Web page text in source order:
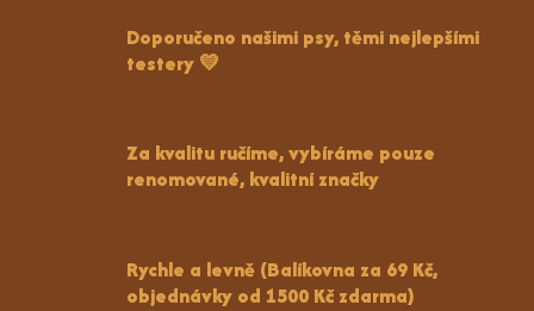
Doporučeno našimi psy, těmi nejlepšími
testery 💛
Za kvalitu ručíme, vybíráme pouze
renomované, kvalitní značky
Rychle a levně (Balíkovna za 69 Kč,
objednávky od 1500 Kč zdarma)